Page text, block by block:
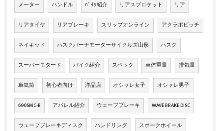
メーター ハンドル ﾊﾞｲｸ紹介 リアスプロケット リア
リアタイヤ リアブレーキ スリップオンライン アクラポビッチ
ネイキッド ハスクバーナモーターサイクルズ山形 ハスク
スーパーモタード バイク紹介 スペック 車体重量 排気量
単気筒 初心者向け 洋品店 オシャレ女子 オシャレ男子
690SMC-R アパレル紹介 ウェーブブレーキ WAVE BRAKE DISC
ウェーブブレーキディスク ハンドリング スポークホイール